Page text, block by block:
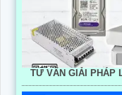
TƯ VẤN GIẢI PHÁP